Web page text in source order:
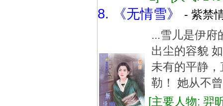
8. 《无情雪》
- 紫禁
...雪儿是伊府
出尘的容貌
未有的平静
勒！ 她从不
[主要人物: 羿